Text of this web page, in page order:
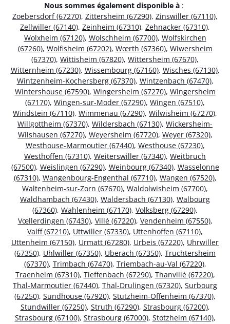
Nous sommes également disponible à :
Zoebersdorf (67270), Zittersheim (67290), Zinswiller (67110),
Zellwiller (67140), Zeinheim (67310), Zehnacker (67310),
Wolxheim (67120), Wolschheim (67700), Wolfskirchen
(67260), Wolfisheim (67202), Wœrth (67360), Wiwersheim
(67370), Wittisheim (67820), Wittersheim (67670),
Witternheim (67230), Wissembourg (67160), Wisches (67130),
Wintzenheim-Kochersberg (67370), Wintzenbach (67470),
Wintershouse (67590), Wingersheim (67270), Wingersheim
(67170), Wingen-sur-Moder (67290), Wingen (67510),
Windstein (67110), Wimmenau (67290), Wilwisheim (67270),
Willgottheim (67370), Wildersbach (67130), Wickersheim-
Wilshausen (67270), Weyersheim (67720), Weyer (67320),
Westhouse-Marmoutier (67440), Westhouse (67230),
Westhoffen (67310), Weiterswiller (67340), Weitbruch
(67500), Weislingen (67290), Weinbourg (67340), Wasselonne
(67310), Wangenbourg-Engenthal (67710), Wangen (67520),
Waltenheim-sur-Zorn (67670), Waldolwisheim (67700),
Waldhambach (67430), Waldersbach (67130), Walbourg
(67360), Wahlenheim (67170), Volksberg (67290),
Vœllerdingen (67430), Villé (67220), Vendenheim (67550),
Valff (67210), Uttwiller (67330), Uttenhoffen (67110),
Uttenheim (67150), Urmatt (67280), Urbeis (67220), Uhrwiller
(67350), Uhlwiller (67350), Uberach (67350), Truchtersheim
(67370), Trimbach (67470), Triembach-au-Val (67220),
Traenheim (67310), Tieffenbach (67290), Thanvillé (67220),
Thal-Marmoutier (67440), Thal-Drulingen (67320), Surbourg
(67250), Sundhouse (67920), Stutzheim-Offenheim (67370),
Stundwiller (67250), Struth (67290), Strasbourg (67200),
Strasbourg (67100), Strasbourg (67000), Stotzheim (67140),